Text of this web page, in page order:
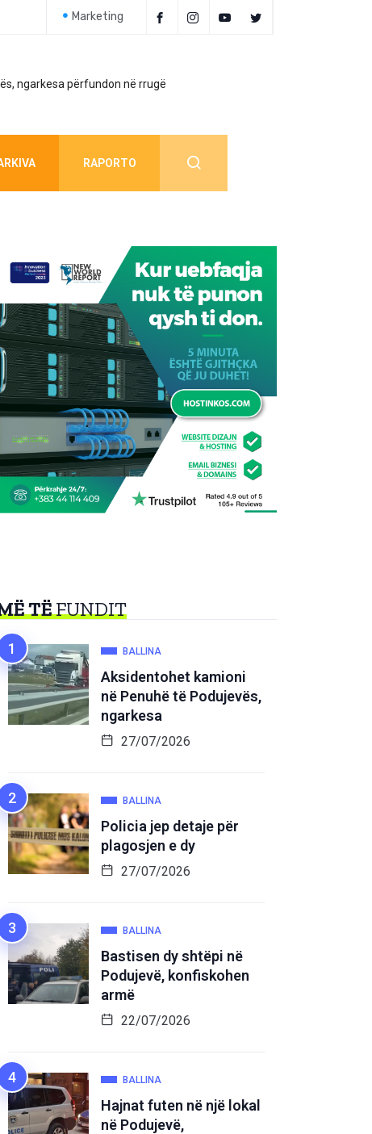
Marketing
ngarkesa përfundon në rrugë
RAPORTO
TËFUNDIT
BALLINA
Aksidentohet kamioni
në Penuhë të Podujevës,
ngarkesa
27/07/2026
BALLINA
Policia jep detaje për
plagosjen e dy
27/07/2026
BALLINA
Bastisen dy shtëpi në
Podujevë, konfiskohen
armë
22/07/2026
BALLINA
Hajnat futen në një lokal
në Podujevë,